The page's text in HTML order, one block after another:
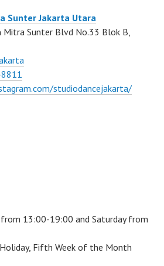
Sunter Jakarta Utara
Mitra Sunter Blvd No.33 Blok B,
studiodancejakarta/
from 13:00-19:00 and Saturday from
Fifth Week of the Month